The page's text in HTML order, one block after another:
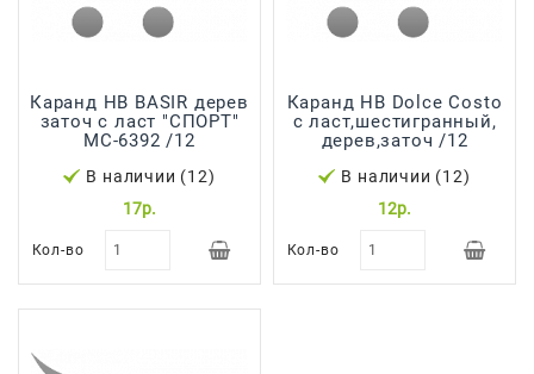
Каранд HB BASIR дерев
заточ с ласт "СПОРТ"
МС-6392 /12
В наличии (12)
17р.
Кол-во
Каранд HB Dolce Costo
с ласт,шестигранный,
дерев,заточ /12
В наличии (12)
12р.
Кол-во